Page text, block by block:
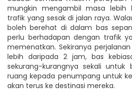
mungkin mengambil masa lebih
trafik yang sesak di jalan raya.
boleh berehat di dalam bas
perlu berhadapan dengan trafik
memenatkan. Sekiranya
lebih daripada 2 jam, bas
sekurang-kurangnya sekali
ruang kepada penumpang untuk
akan terus ke destinasi mereka.